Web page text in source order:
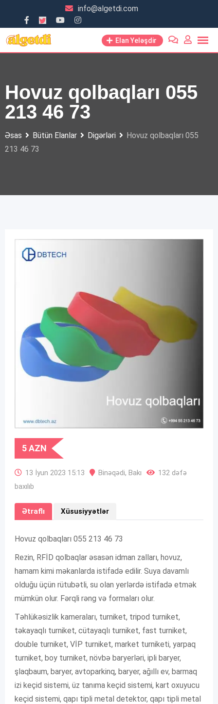
content
info@algetdi.com
Elan Yeləşdir
Hovuz qolbaqları 055
213 46 73
Əsas Bütün Elanlar Digərləri
Hovuz qolbaqları 055
213 46 73
5AZN
13 İyun 2023 15:13 Binəqədi, Bakı
132 dəfə
baxılıb
Ətraflı Xüsusiyyətlər
Hovuz qolbaqları 055 213 46 73
Rezin, RFİD qolbaqlar əsasən idman zalları, hovuz,
hamam kimi məkanlarda istifadə edilir. Suya davamlı
olduğu üçün rütubətli, su olan yerlərdə istifadə etmək
mümkün olur. Fərqli rəng və formaları olur.
Təhlükəsizlik kameraları, turniket, tripod turniket,
təkayaqlı turniket, cütayaqlı turniket, fast turniket,
double turniket, VİP turniket, market turniketi, yarpaq
turniket, boy turniket, növbə baryerləri, ipli baryer,
şlaqbaum, baryer, avtoparkinq, baryer, ağıllı ev, barmaq
izi keçid sistemi, üz tanıma keçid sistemi, kart oxuyucu
keçid sistemi, qapı tipli metal detektor, qapı tipli metal